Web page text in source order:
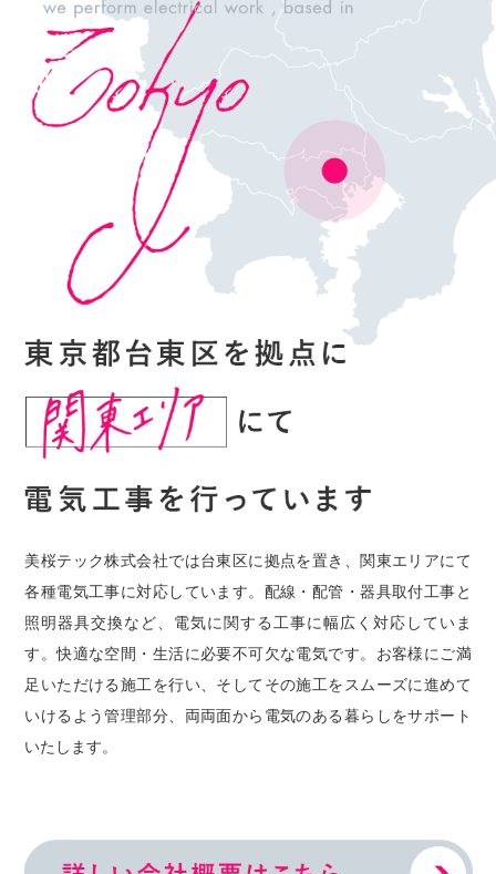
美桜テック株式会社では台東区に拠点を置き、関東エリアにて
各種電気工事に対応しています。配線・配管・器具取付工事と
照明器具交換など、電気に関する工事に幅広く対応していま
す。快適な空間・生活に必要不可欠な電気です。お客様にご満
足いただける施工を行い、そしてその施工をスムーズに進めて
いけるよう管理部分、両両面から電気のある暮らしをサポート
いたします。